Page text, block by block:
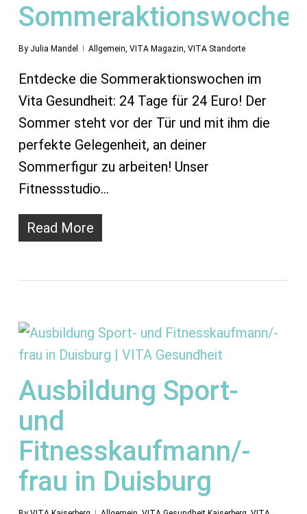
Sommeraktionswochen
By Julia Mandel Allgemein, VITA Magazin, VITA Standorte
Entdecke die Sommeraktionswochen im
Vita Gesundheit: 24 Tage für 24 Euro! Der
Sommer steht vor der Tür und mit ihm die
perfekte Gelegenheit, an deiner
Sommerfigur zu arbeiten! Unser
Fitnessstudio…
Read More
Ausbildung Sport-
und
Fitnesskaufmann/-
frau in Duisburg